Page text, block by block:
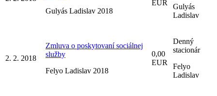
Gulyás Ladislav 2018
EUR
Gulyás
Ladislav
2. 2. 2018
Zmluva o poskytovaní sociálnej
služby
Felyo Ladislav 2018
0,00
EUR
Denný
stacionár
Felyo
Ladislav